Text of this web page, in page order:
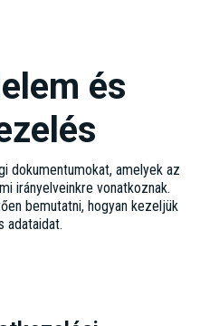
és
dokumentumokat, amelyek az
irányelveinkre vonatkoznak.
bemutatni, hogyan kezeljük
adataidat.